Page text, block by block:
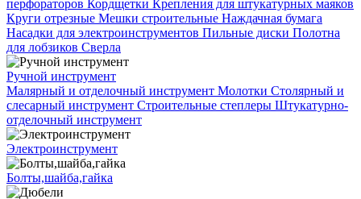
перфораторов Кордщетки Крепления для штукатурных маяков
Круги отрезные Мешки строительные Наждачная бумага
Насадки для электроинструментов Пильные диски Полотна
для лобзиков Сверла
Ручной инструмент
Малярный и отделочный инструмент Молотки Столярный и
слесарный инструмент Строительные степлеры Штукатурно-
отделочный инструмент
Электроинструмент
Болты,шайба,гайка